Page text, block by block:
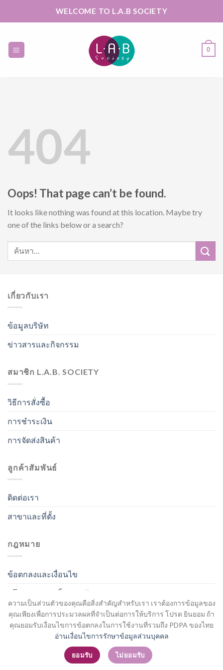
ความเป็นส่วนตัวของคุณคือสิ่งสำคัญสำหรับเรา เราต้องการข้อมูลของ
คุณเพียงเพื่อการประมวลผลที่จำเป็นต่อการให้บริการ โปรด ยินยอม ถ้า
คุณยอมรับเงื่อนไขการข้อตกลงในการใช้งานที่รวมถึง PDPA ของไทย
อ่านเงื่อนไขการรักษาข้อมูลส่วนบุคคล
ยอมรับ ไม่ยอมรับ
WELCOME TO L.A.B SOCIETY
0
404
Oops! That page can’t be found.
It looks like nothing was found at this location. Maybe try
one of the links below or a search?
เกี่ยวกับเรา
ข้อมูลบริษัท
ข่าวสารและกิจกรรม
สมาชิก L.A.B. SOCIETY
วิธีการสั่งซื้อ
การชำระเงิน
การจัดส่งสินค้า
ลูกค้าสัมพันธ์
ติดต่อเรา
สาขาและที่ตั้ง
กฎหมาย
ข้อตกลงและเงื่อนไข
นโยบายความเป็นส่วนตัว
สมัครสมาชิก / เข้าสู่ระบบ
Copyright 2026 ©Flatsome Theme